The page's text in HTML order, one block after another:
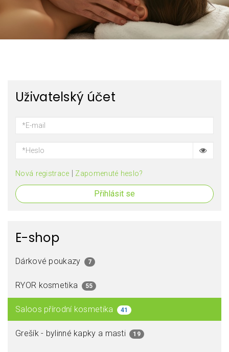
Uživatelský účet
Nová registrace | Zapomenuté heslo?
Přihlásit se
E-shop
Dárkové poukazy 7
RYOR kosmetika 55
Saloos přírodní kosmetika 41
Grešík - bylinné kapky a masti 19